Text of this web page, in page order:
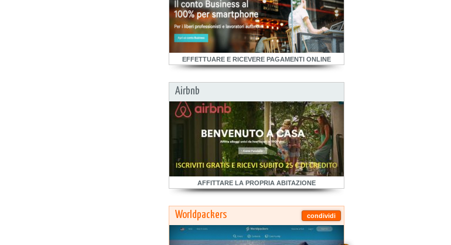
EFFETTUARE E RICEVERE PAGAMENTI ONLINE
Airbnb
AFFITTARE LA PROPRIA ABITAZIONE
condividi
Worldpackers